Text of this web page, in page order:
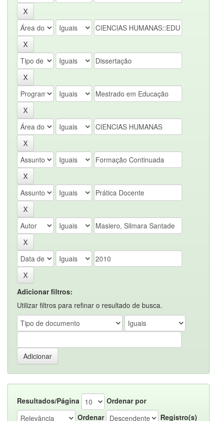
Adicionar filtros:
Utilizar filtros para refinar o resultado de busca.
Resultados/Página
Ordenar por
Ordenar
Registro(s)